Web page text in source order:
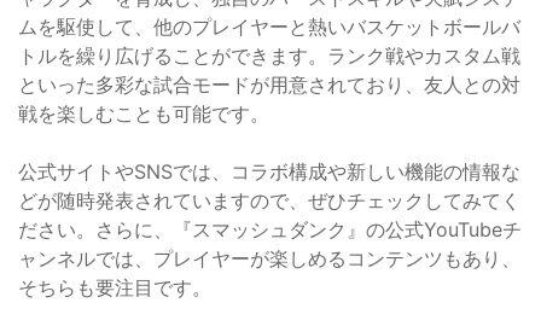
ムを駆使して、他のプレイヤーと熱いバスケットボールバ
トルを繰り広げることができます。ランク戦やカスタム戦
といった多彩な試合モードが用意されており、友人との対
戦を楽しむことも可能です。
公式サイトやSNSでは、コラボ構成や新しい機能の情報な
どが随時発表されていますので、ぜひチェックしてみてく
ださい。さらに、『スマッシュダンク』の公式YouTubeチ
ャンネルでは、プレイヤーが楽しめるコンテンツもあり、
そちらも要注目です。